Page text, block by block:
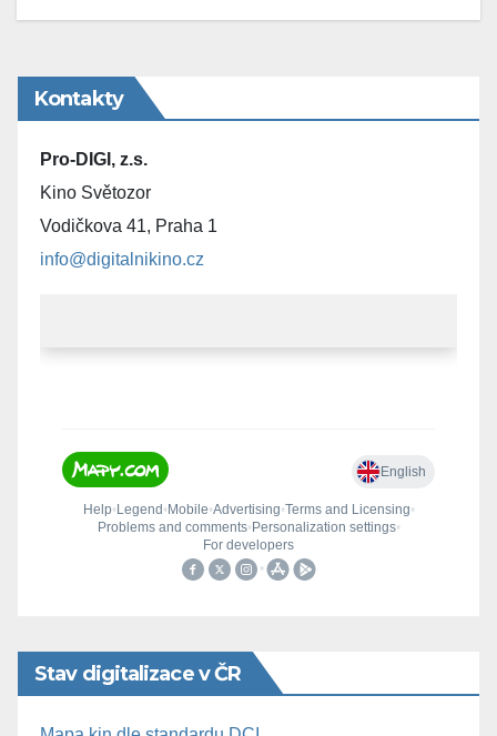
Kontakty
Pro-DIGI, z.s.
Kino Světozor
Vodičkova 41, Praha 1
info@digitalnikino.cz
Stav digitalizace v ČR